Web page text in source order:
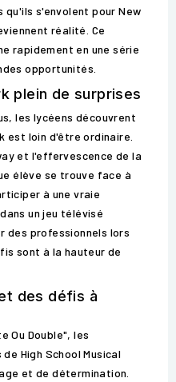
qu'ils s'envolent pour New
réalité. Ce
rapidement en une série
opportunités.
plein de surprises
les lycéens découvrent
est loin d'être ordinaire.
et l'effervescence de la
élève se trouve face à
à une vraie
un jeu télévisé
professionnels lors
sont à la hauteur de
des défis à
Ou Double", les
High School Musical
et de détermination.